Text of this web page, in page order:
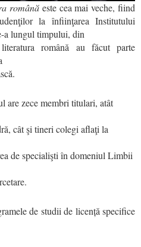
română este cea mai veche, fiind
la înfiinţarea Institutului
a lungul timpului, din
română au făcut parte
are zece membri titulari, atât
cât şi tineri colegi aflaţi la
de specialişti în domeniul Limbii
de studii de licență specifice